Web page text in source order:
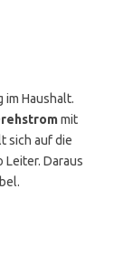
im Haushalt.
mit
sich auf die
Leiter. Daraus